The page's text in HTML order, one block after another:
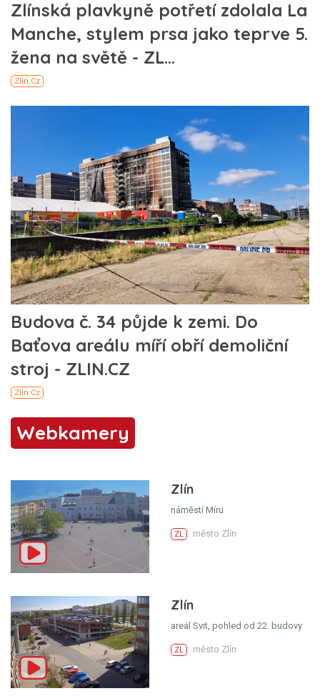
Webkamery
Zlín
náměstí Míru
ZL město Zlín
Zlín
areál Svit, pohled od 22. budovy
ZL město Zlín